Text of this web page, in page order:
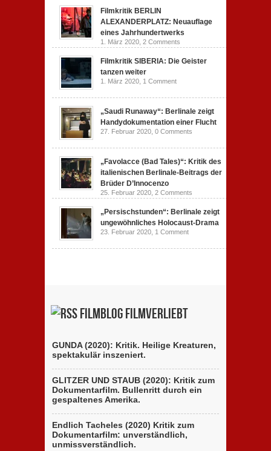
Filmkritik BERLIN
ALEXANDERPLATZ: Neuauflage
eines Jahrhundertwerks
1. März 2020, 2 Comments
Filmkritik SIBERIA: Die Geister
tanzen weiter
1. März 2020, 1 Comment
„Saudi Runaway“: Berlinale zeigt
Handydokumentation einer Flucht
27. Februar 2020, 0 Comments
„Favolacce (Bad Tales)“: Kritik des
italienischen Berlinale-Beitrags der
Brüder D’Innocenzo
25. Februar 2020, 2 Comments
„Persischstunden“: Berlinale zeigt
ungewöhnliches Holocaust-Drama
23. Februar 2020, 1 Comment
Filmblog filmverliebt
GUNDA (2020): Kritik. Heilige Kreaturen,
spektakulär inszeniert.
GLITZER UND STAUB (2020): Kritik zum
Dokumentarfilm. Bullenritt durch ein
gespaltenes Amerika.
Endlich Tacheles (2020) Kritik zum
Dokumentarfilm: unverständlich,
unmissverständlich.